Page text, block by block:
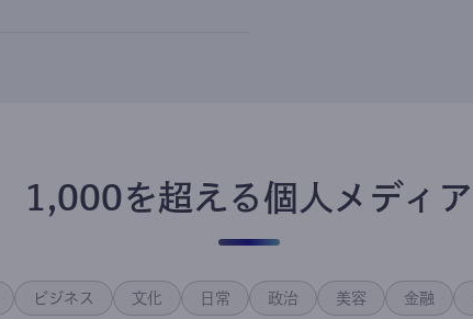
1,000を超える個人メディア
ビジネス 文化 日常 政治 美容 金融